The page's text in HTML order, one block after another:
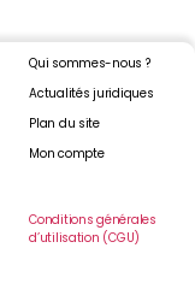
Qui sommes-nous ?
Actualités juridiques
Plan du site
Mon compte
Conditions générales
d’utilisation (CGU)